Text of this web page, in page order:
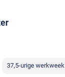
37,5-urige werkweek